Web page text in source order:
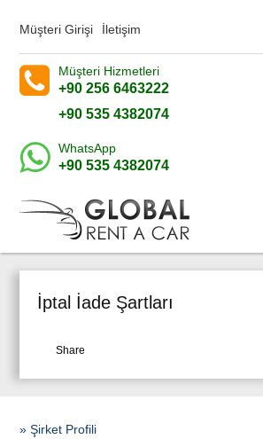
Müşteri Hizmetleri
+90 256 6463222
+90 535 4382074
WhatsApp
+90 535 4382074
Müşteri Girişi İletişim
İptal İade Şartları
Share
» Şirket Profili